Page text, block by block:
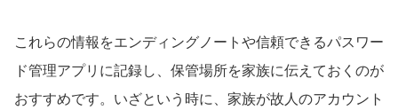
これらの情報をエンディングノートや信頼できるパスワー
ド管理アプリに記録し、保管場所を家族に伝えておくのが
おすすめです。いざという時に、家族が故人のアカウント